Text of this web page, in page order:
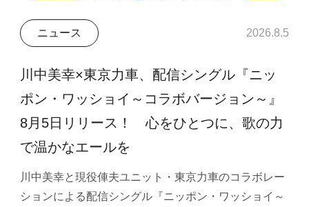
ニュース 2026.8.5
川中美幸×東京力車、配信シングル『ニッ
ポン・ワッショイ～コラボバージョン～』
8月5日リリース！ 心をひとつに、歌の力
で温かなエールを
川中美幸と現役俥夫ユニット・東京力車のコラボレー
ションによる配信シングル『ニッポン・ワッショイ～